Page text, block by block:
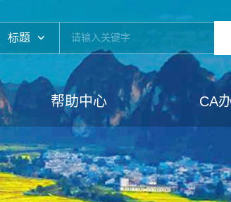
标题
帮助中心 CA